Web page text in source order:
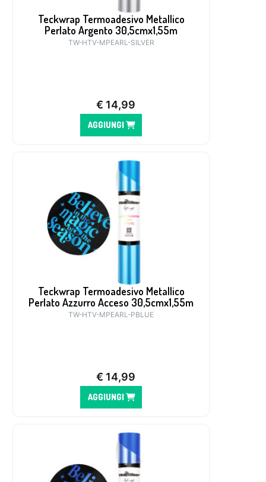
Teckwrap Termoadesivo Metallico
Perlato Argento 30,5cmx1,55m
TW-HTV-MPEARL-SILVER
€ 14,99
AGGIUNGI
Teckwrap Termoadesivo Metallico
Perlato Azzurro Acceso 30,5cmx1,55m
TW-HTV-MPEARL-PBLUE
€ 14,99
AGGIUNGI